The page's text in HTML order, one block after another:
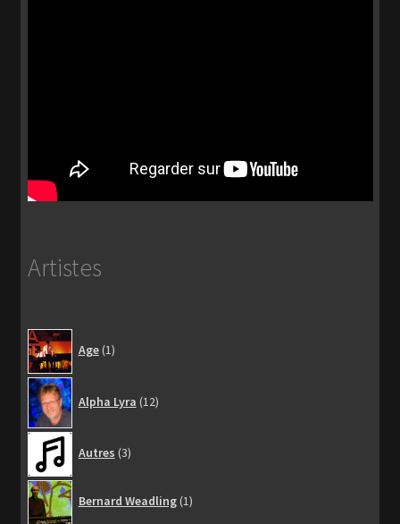
Artistes
Age 1produit
Alpha Lyra 12produits
Autres 3produits
Bernard Weadling 1produit